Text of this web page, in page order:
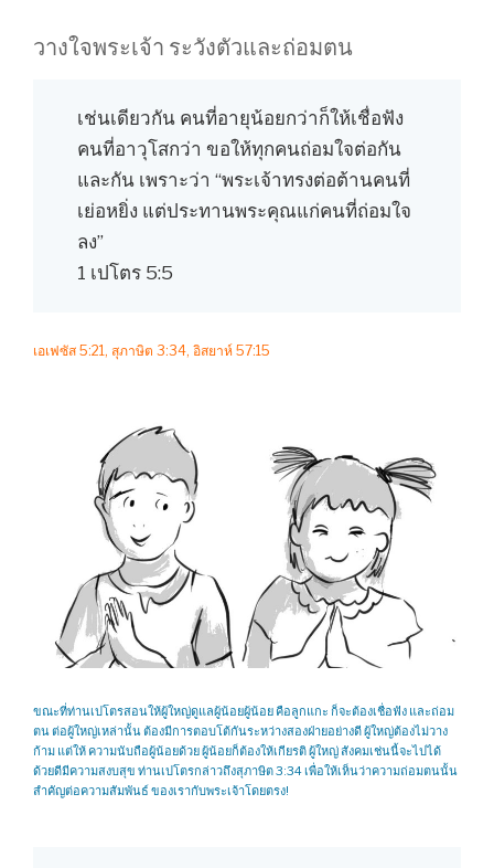
วางใจพระเจ้า ระวังตัวและถ่อมตน
เช่นเดียวกัน คนที่อายุน้อยกว่าก็ให้เชื่อฟัง
คนที่อาวุโสกว่า ขอให้ทุกคนถ่อมใจต่อกัน
และกัน เพราะว่า “พระเจ้าทรงต่อต้านคนที่
เย่อหยิ่ง แต่ประทานพระคุณแก่คนที่ถ่อมใจ
ลง”
1 เปโตร 5:5
เอเฟซัส 5:21, สุภาษิต 3:34, อิสยาห์ 57:15
ขณะที่ท่านเปโตรสอนให้ผู้ใหญ่ดูแลผู้น้อยผู้น้อย คือลูกแกะ ก็จะต้องเชื่อฟัง และถ่อม
ตน ต่อผู้ใหญ่เหล่านั้น ต้องมีการตอบโต้กันระหว่างสองฝ่ายอย่างดี ผู้ใหญ่ต้องไม่วาง
ก้าม แต่ให้ ความนับถือผู้น้อยด้วย ผู้น้อยก็ต้องให้เกียรติ ผู้ใหญ่ สังคมเช่นนี้จะไปได้
ด้วยดีมีความสงบสุข ท่านเปโตรกล่าวถึงสุภาษิต 3:34 เพื่อให้เห็นว่าความถ่อมตนนั้น
สำคัญต่อความสัมพันธ์ ของเรากับพระเจ้าโดยตรง!